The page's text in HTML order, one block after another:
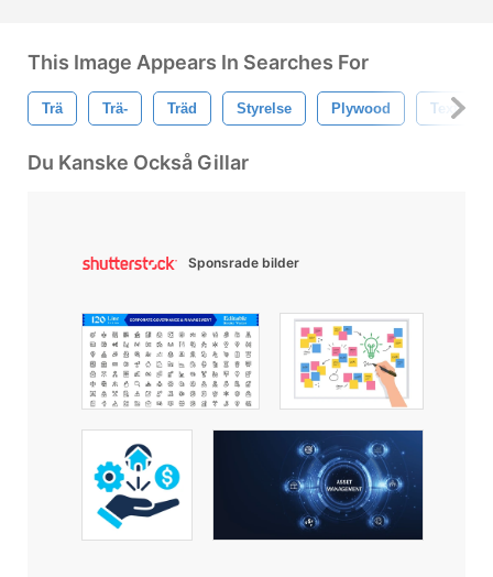
This Image Appears In Searches For
Trä Trä- Träd Styrelse Plywood Textur
Du Kanske Också Gillar
Sponsrade bilder